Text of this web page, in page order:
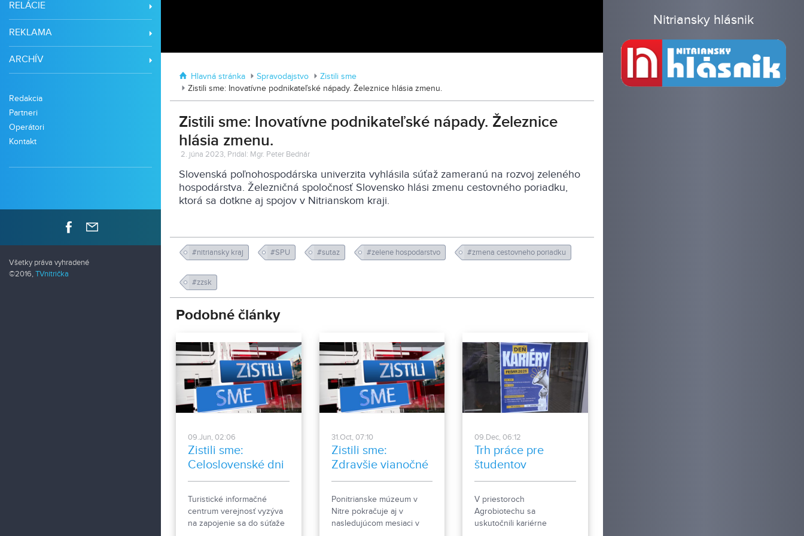
RELÁCIE
REKLAMA
ARCHÍV
Redakcia
Partneri
Operátori
Kontakt
Všetky práva vyhradené
©2016, TVnitrička
Hlavná stránka Spravodajstvo
Zistili sme
Zistili sme: Inovatívne podnikateľské nápady. Železnice hlásia zmenu.
Zistili sme: Inovatívne podnikateľské nápady. Železnice
hlásia zmenu.
2. júna 2023, Pridal: Mgr. Peter Bednár
Slovenská poľnohospodárska univerzita vyhlásila súťaž zameranú na rozvoj zeleného
hospodárstva. Železničná spoločnosť Slovensko hlási zmenu cestovného poriadku,
ktorá sa dotkne aj spojov v Nitrianskom kraji.
#nitriansky kraj #SPU #sutaz #zelene hospodarstvo #zmena cestovneho poriadku
#zzsk
Podobné články
09.Jun, 02:06
Zistili sme:
Celoslovenské dni
poľa. Výzva do
súťaže TIC
Turistické informačné
centrum verejnosť vyzýva
na zapojenie sa do súťaže
31.Oct, 07:10
Zistili sme:
Zdravšie vianočné
oblátky. Prednášky
o dejinách
regiónu
Ponitrianske múzeum v
Nitre pokračuje aj v
nasledujúcom mesiaci v
09.Dec, 06:12
Trh práce pre
študentov
V priestoroch
Agrobiotechu sa
uskutočnili kariérne
Nitriansky hlásnik